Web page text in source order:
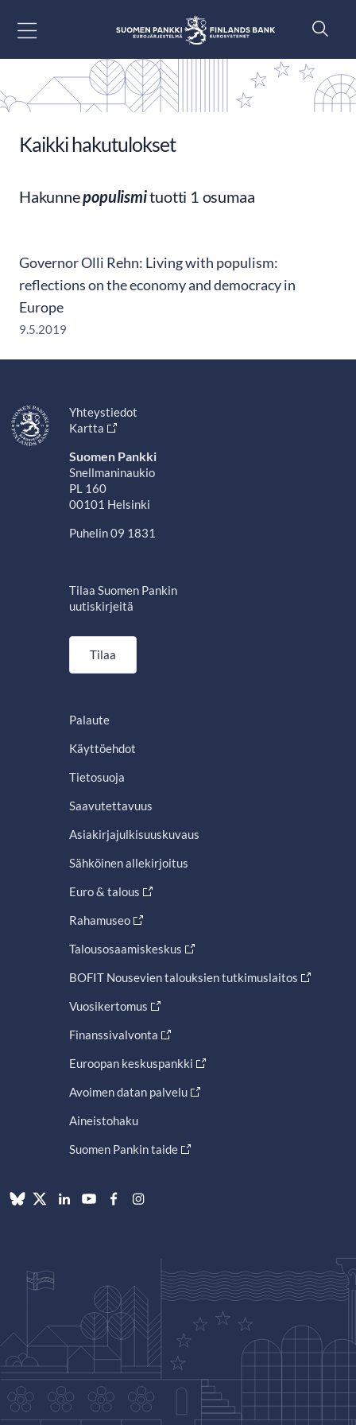
Kaikki hakutulokset
Hakunnepopulismituotti 1 osumaa
Governor Olli Rehn: Living with populism:
reflections on the economy and democracy in
Europe
9.5.2019
Yhteystiedot
Kartta
Suomen Pankki
Snellmaninaukio
PL 160
00101 Helsinki
Puhelin 09 1831
Tilaa Suomen Pankin
uutiskirjeitä
Tilaa
Palaute
Käyttöehdot
Tietosuoja
Saavutettavuus
Asiakirjajulkisuuskuvaus
Sähköinen allekirjoitus
Euro & talous
Rahamuseo
Talousosaamiskeskus
BOFIT Nousevien talouksien tutkimuslaitos
Vuosikertomus
Finanssivalvonta
Euroopan keskuspankki
Avoimen datan palvelu
Aineistohaku
Suomen Pankin taide